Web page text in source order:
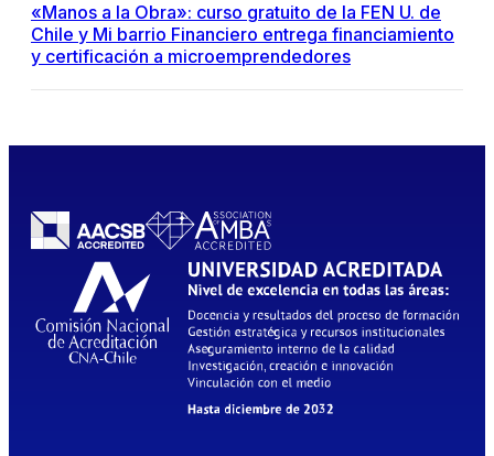
«Manos a la Obra»: curso gratuito de la FEN U. de
Chile y Mi barrio Financiero entrega financiamiento
y certificación a microemprendedores